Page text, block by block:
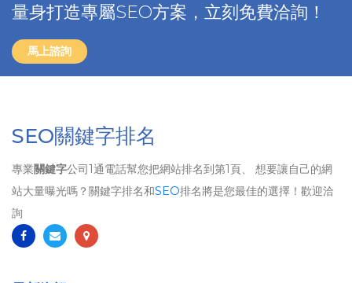
量身打造專屬SEO方案，立刻免費洽詢！
馬上諮詢
SEO關鍵字排名
專業關鍵字公司1通電話幫您把網站排名到第1頁、 想要讓自己的網
站大量曝光嗎？關鍵字排名和SEO排名將是您最佳的選擇！歡迎洽
詢